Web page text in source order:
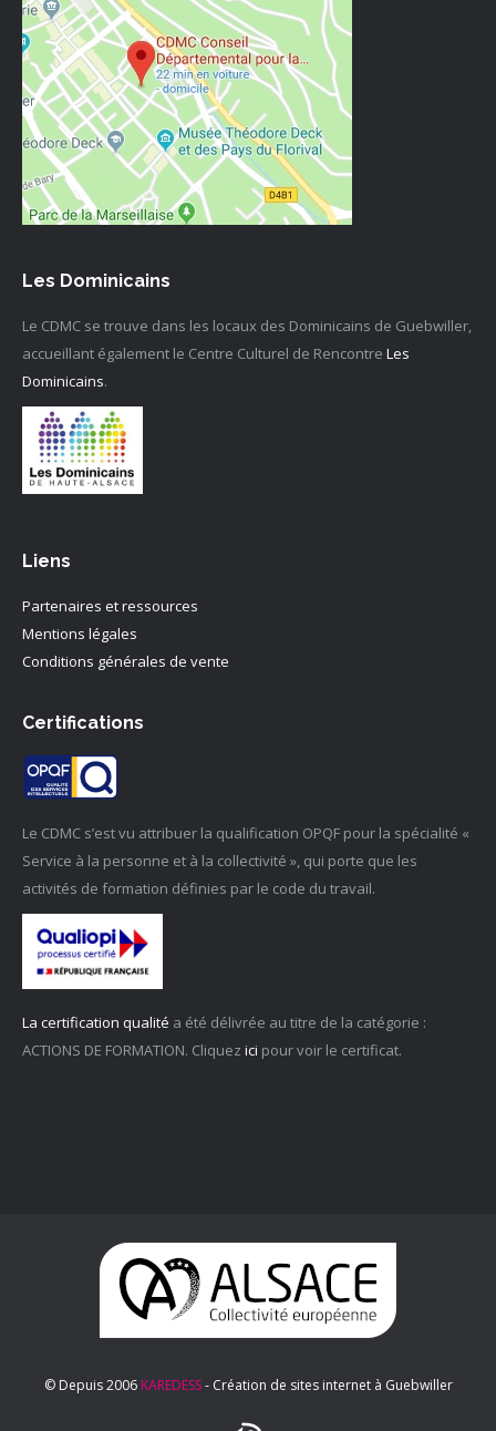
Les Dominicains
Le CDMC se trouve dans les locaux des Dominicains de Guebwiller,
accueillant également le Centre Culturel de Rencontre Les
Dominicains.
Liens
Partenaires et ressources
Mentions légales
Conditions générales de vente
Certifications
Le CDMC s’est vu attribuer la qualification OPQF pour la spécialité «
Service à la personne et à la collectivité », qui porte que les
activités de formation définies par le code du travail.
La certification qualité a été délivrée au titre de la catégorie :
ACTIONS DE FORMATION. Cliquez ici pour voir le certificat.
© Depuis 2006KAREDESS- Création de sites internet à Guebwiller